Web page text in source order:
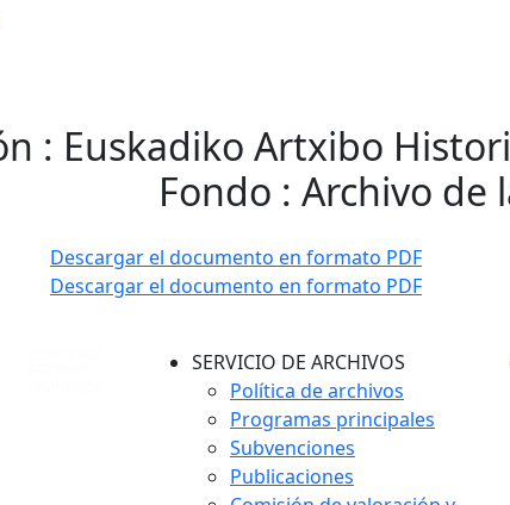
: Euskadiko Artxibo
Fondo : Archivo de
Descargar el documento en formato PDF
Descargar el documento en formato PDF
SERVICIO DE ARCHIVOS
Política de archivos
Programas principales
Subvenciones
Publicaciones